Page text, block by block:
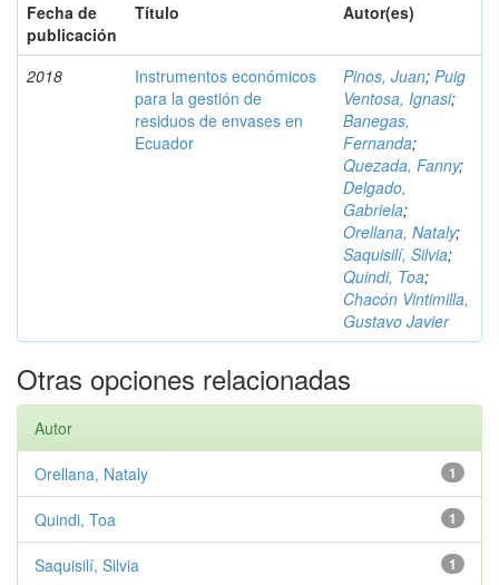
Fecha de
publicación
Título Autor(es)
2018
Instrumentos económicos
para la gestión de
residuos de envases en
Ecuador
Pinos, Juan; Puig
Ventosa, Ignasi;
Banegas,
Fernanda;
Quezada, Fanny;
Delgado,
Gabriela;
Orellana, Nataly;
Saquisilí, Silvia;
Quindi, Toa;
Chacón Vintimilla,
Gustavo Javier
Otras opciones relacionadas
Autor
1
Orellana, Nataly
1
Quindi, Toa
1
Saquisilí, Silvia